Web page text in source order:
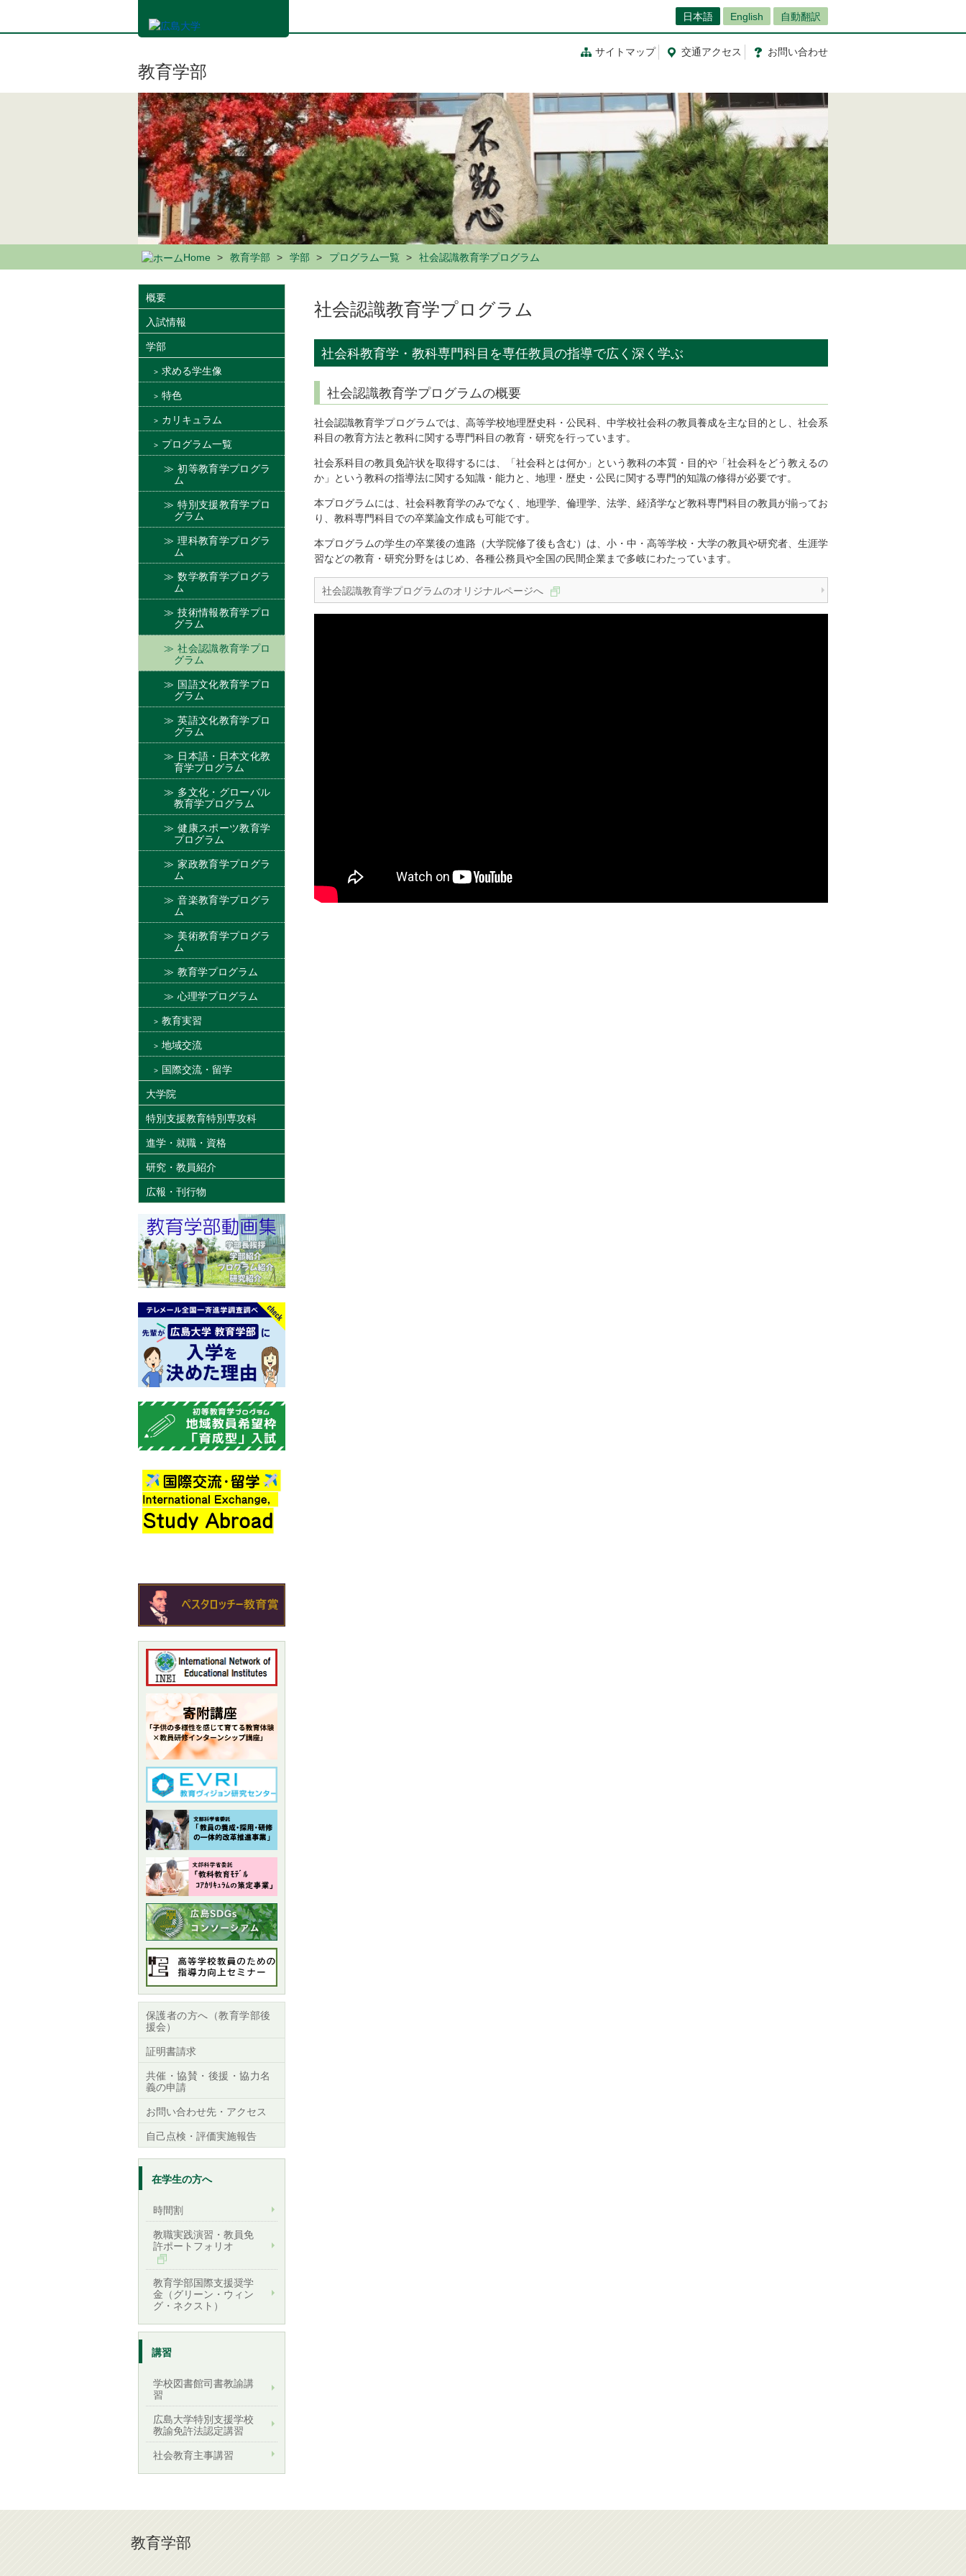
ン
日本語 English 自動翻訳
サイトマップ 交通アクセス お問い合わせ
教育学部
Home 教育学部 学部 プログラム一覧 社会認識教育学プログラム
社会認識教育学プログラム
社会科教育学・教科専門科目を専任教員の指導で広く深く学ぶ
社会認識教育学プログラムの概要
社会認識教育学プログラムでは、高等学校地理歴史科・公民科、中学校社会科の教員養成を主な目的とし、社会系
科目の教育方法と教科に関する専門科目の教育・研究を行っています。
社会系科目の教員免許状を取得するには、「社会科とは何か」という教科の本質・目的や「社会科をどう教えるの
か」という教科の指導法に関する知識・能力と、地理・歴史・公民に関する専門的知識の修得が必要です。
本プログラムには、社会科教育学のみでなく、地理学、倫理学、法学、経済学など教科専門科目の教員が揃ってお
り、教科専門科目での卒業論文作成も可能です。
本プログラムの学生の卒業後の進路（大学院修了後も含む）は、小・中・高等学校・大学の教員や研究者、生涯学
習などの教育・研究分野をはじめ、各種公務員や全国の民間企業まで多岐にわたっています。
社会認識教育学プログラムのオリジナルページへ
概要
入試情報
学部
求める学生像
特色
カリキュラム
プログラム一覧
初等教育学プログラ
ム
特別支援教育学プロ
グラム
理科教育学プログラ
ム
数学教育学プログラ
ム
技術情報教育学プロ
グラム
社会認識教育学プロ
グラム
国語文化教育学プロ
グラム
英語文化教育学プロ
グラム
日本語・日本文化教
育学プログラム
多文化・グローバル
教育学プログラム
健康スポーツ教育学
プログラム
家政教育学プログラ
ム
音楽教育学プログラ
ム
美術教育学プログラ
ム
教育学プログラム
心理学プログラム
教育実習
地域交流
国際交流・留学
大学院
特別支援教育特別専攻科
進学・就職・資格
研究・教員紹介
広報・刊行物
保護者の方へ（教育学部後
援会）
証明書請求
共催・協賛・後援・協力名
義の申請
お問い合わせ先・アクセス
自己点検・評価実施報告
在学生の方へ
時間割
教職実践演習・教員免
許ポートフォリオ
教育学部国際支援奨学
金（グリーン・ウィン
グ・ネクスト）
講習
学校図書館司書教諭講
習
広島大学特別支援学校
教諭免許法認定講習
社会教育主事講習
教育学部